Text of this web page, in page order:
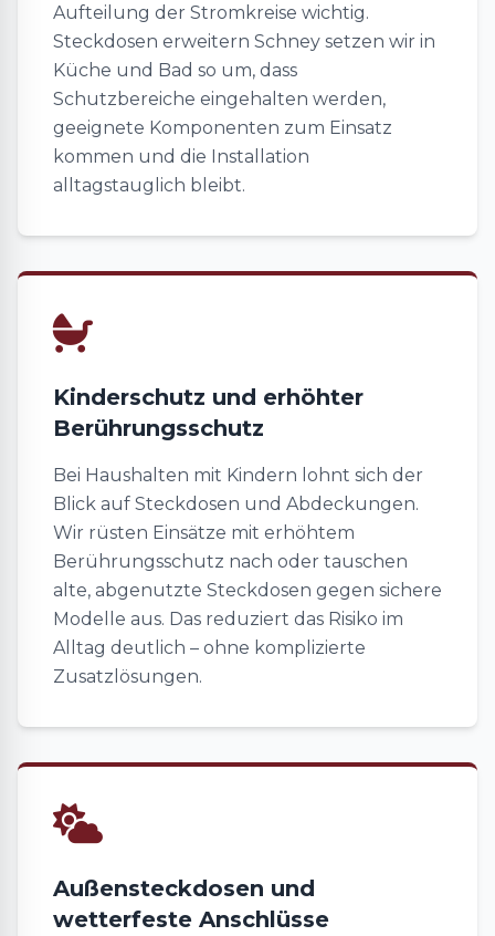
Aufteilung der Stromkreise wichtig.
Steckdosen erweitern Schney setzen wir in
Küche und Bad so um, dass
Schutzbereiche eingehalten werden,
geeignete Komponenten zum Einsatz
kommen und die Installation
alltagstauglich bleibt.
Kinderschutz und erhöhter
Berührungsschutz
Bei Haushalten mit Kindern lohnt sich der
Blick auf Steckdosen und Abdeckungen.
Wir rüsten Einsätze mit erhöhtem
Berührungsschutz nach oder tauschen
alte, abgenutzte Steckdosen gegen sichere
Modelle aus. Das reduziert das Risiko im
Alltag deutlich – ohne komplizierte
Zusatzlösungen.
Außensteckdosen und
wetterfeste Anschlüsse